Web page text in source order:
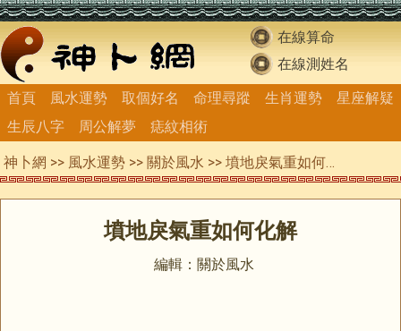
在線算命
在線測姓名
首頁
風水運勢 取個好名 命理尋蹤 生肖運勢
星座解疑
生辰八字
周公解夢 痣紋相術
神卜網 >> 風水運勢 >> 關於風水 >> 墳地戾氣重如何化解
墳地戾氣重如何化解
編輯：關於風水